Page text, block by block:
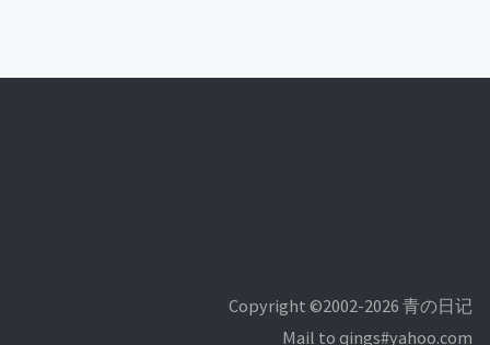
Copyright ©2002-2026 青の日记
Mail to qings#yahoo.com